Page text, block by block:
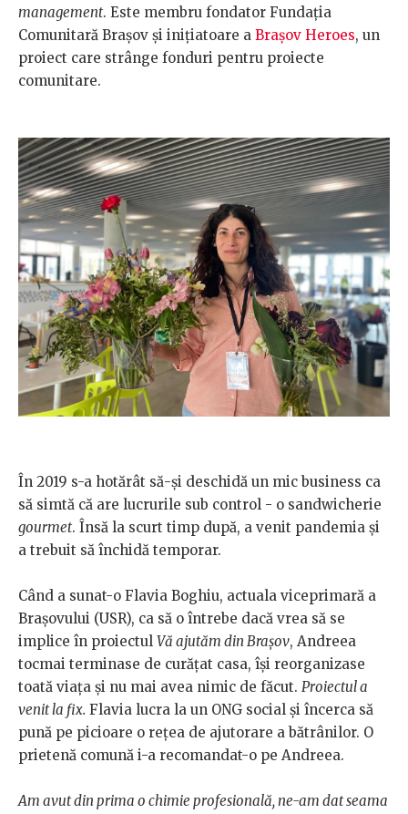
management. Este membru fondator Fundația
Comunitară Brașov și inițiatoare a Brașov Heroes, un
proiect care strânge fonduri pentru proiecte
comunitare.
În 2019 s-a hotărât să-și deschidă un mic business ca
să simtă că are lucrurile sub control - o sandwicherie
gourmet. Însă la scurt timp după, a venit pandemia și
a trebuit să închidă temporar.
Când a sunat-o Flavia Boghiu, actuala viceprimară a
Brașovului (USR), ca să o întrebe dacă vrea să se
implice în proiectul Vă ajutăm din Brașov, Andreea
tocmai terminase de curățat casa, își reorganizase
toată viața și nu mai avea nimic de făcut. Proiectul a
venit la fix. Flavia lucra la un ONG social și încerca să
pună pe picioare o rețea de ajutorare a bătrânilor. O
prietenă comună i-a recomandat-o pe Andreea.
Am avut din prima o chimie profesională, ne-am dat seama